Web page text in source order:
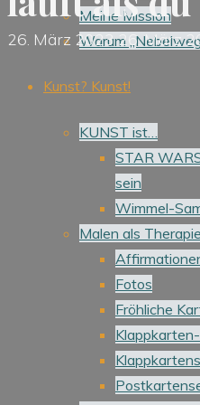
Meine Mission
Warum
Kunst? Kunst!
KUNST ist…
STAR
sein
Wimmel-
Malen als Therapie
Fotos
Fröhliche
26. März 202326. März